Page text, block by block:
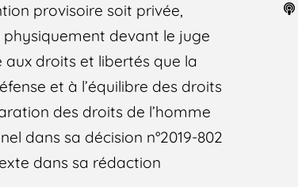
provisoire soit privée,
devant le juge
droits et libertés que la
et à l’équilibre des droits
des droits de l’homme
dans sa décision n°2019-802
dans sa rédaction